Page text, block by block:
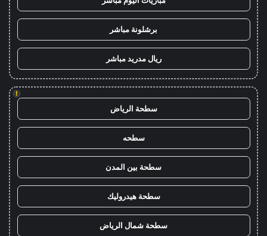
برشلونة مباشر
ريال مدريد مباشر
!
سطحة الرياض
سطحه
سطحة بين المدن
سطحة هيدروليك
سطحة شمال الرياض